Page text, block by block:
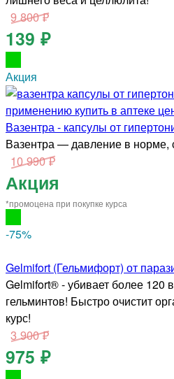
9 800 ₽
139 ₽
Акция
Вазентра - капсулы от
Вазентра — давление в норме,
10 990 ₽
Акция
*промоцена при покупке курса
-75%
Gelmifort (Гельмифорт) от
Gelmifort® - убивает более 120
гельминтов! Быстро очистит
курс!
3 900 ₽
975 ₽